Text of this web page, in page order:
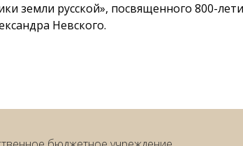
земли русской», посвященного 800-
Невского.